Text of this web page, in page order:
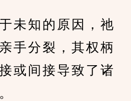
知的原因，祂
手分裂，其权柄
或间接导致了诸